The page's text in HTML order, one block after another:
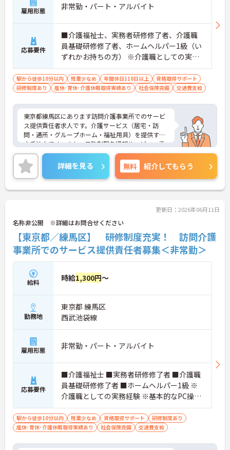
雇用形態 非常勤・パート・アルバイト
応募要件
■介護福祉士、実務者研修修了者、介護職
員基礎研修修了者、ホームヘルパー1級（い
ずれかお持ちの方） ※介護職としての実務
経験者
駅から徒歩10分以内 残業少なめ 年間休日110日以上
資格取得サポート
研修制度あり
産休･育休･介護休暇取得実績あり 社会保険完備 交通費支給
東京都練馬区にあります訪問介護事業所でのサービ
ス提供責任者求人です。介護サービス（居宅・訪
問・通所・グループホーム・福祉用具）を提供する
大手法人です。また、予防型緊急通報サービス、電
話健康相談、在宅医療機器サポートサービス、特定
保健指導など医療スタッフによる24時間365日体制
の「対話型」ヒューマンヘルスケアサービスを提供
しています。契約社員登用もあり、福利厚生が充実
しておりますので、長く安心して働いていただけま
詳細を見る 無料 紹介してもらう
更新日：2026年06月11日
名称非公開 ※詳細はお問合せください
【東京都／練馬区】 研修制度充実！ 訪問介護
事業所でのサービス提供責任者募集＜非常勤＞
給料 時給1,300円～
勤務地
東京都 練馬区
西武池袋線
雇用形態 非常勤・パート・アルバイト
応募要件
■介護福祉士 ■実務者研修修了者 ■介護職
員基礎研修修了者 ■ホームヘルパー1級 ※
介護職としての実務経験 ※基本的なPC操作
ができる方 ※地域によっては、普通自動車
運転免許(AT限定可)が必要となる場合があ
ります。
駅から徒歩10分以内 残業少なめ 資格取得サポート
研修制度あり
産休･育休･介護休暇取得実績あり
社会保険完備 交通費支給